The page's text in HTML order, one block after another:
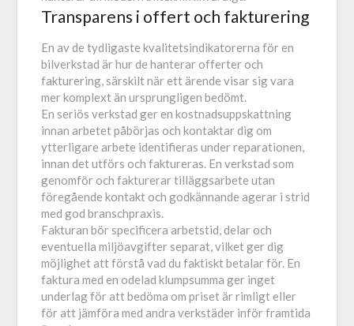
Transparens i offert och fakturering
En av de tydligaste kvalitetsindikatorerna för en
bilverkstad är hur de hanterar offerter och
fakturering, särskilt när ett ärende visar sig vara
mer komplext än ursprungligen bedömt.
En seriös verkstad ger en kostnadsuppskattning
innan arbetet påbörjas och kontaktar dig om
ytterligare arbete identifieras under reparationen,
innan det utförs och faktureras. En verkstad som
genomför och fakturerar tilläggsarbete utan
föregående kontakt och godkännande agerar i strid
med god branschpraxis.
Fakturan bör specificera arbetstid, delar och
eventuella miljöavgifter separat, vilket ger dig
möjlighet att förstå vad du faktiskt betalar för. En
faktura med en odelad klumpsumma ger inget
underlag för att bedöma om priset är rimligt eller
för att jämföra med andra verkstäder inför framtida